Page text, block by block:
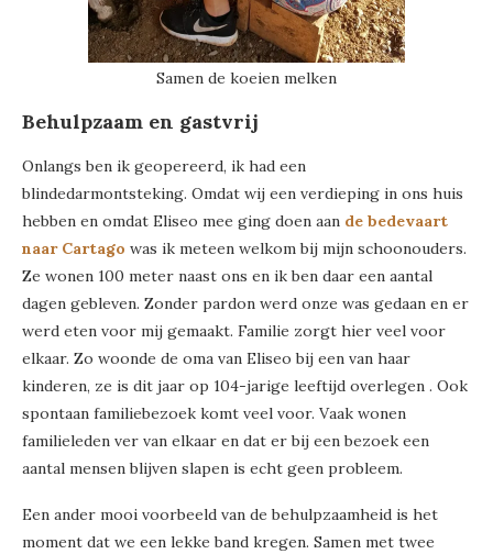
Samen de koeien melken
Behulpzaam en gastvrij
Onlangs ben ik geopereerd, ik had een
blindedarmontsteking. Omdat wij een verdieping in ons huis
hebben en omdat Eliseo mee ging doen aan de bedevaart
naar Cartago was ik meteen welkom bij mijn schoonouders.
Ze wonen 100 meter naast ons en ik ben daar een aantal
dagen gebleven. Zonder pardon werd onze was gedaan en er
werd eten voor mij gemaakt. Familie zorgt hier veel voor
elkaar. Zo woonde de oma van Eliseo bij een van haar
kinderen, ze is dit jaar op 104-jarige leeftijd overlegen . Ook
spontaan familiebezoek komt veel voor. Vaak wonen
familieleden ver van elkaar en dat er bij een bezoek een
aantal mensen blijven slapen is echt geen probleem.
Een ander mooi voorbeeld van de behulpzaamheid is het
moment dat we een lekke band kregen. Samen met twee